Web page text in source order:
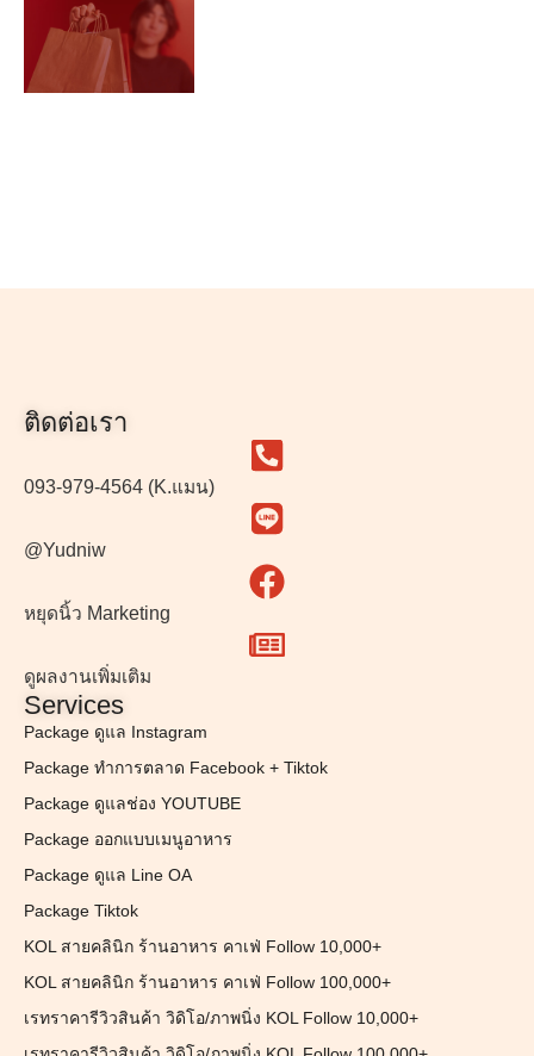
ติดต่อเรา
093-979-4564 (K.แมน)
@Yudniw
หยุดนิ้ว Marketing
ดูผลงานเพิ่มเติม
Services
Package ดูแล Instagram
Package ทำการตลาด Facebook + Tiktok
Package ดูแลช่อง YOUTUBE
Package ออกแบบเมนูอาหาร
Package ดูแล Line OA
Package Tiktok
KOL สายคลินิก ร้านอาหาร คาเฟ่ Follow 10,000+
KOL สายคลินิก ร้านอาหาร คาเฟ่ Follow 100,000+
เรทราคารีวิวสินค้า วิดิโอ/ภาพนิ่ง KOL Follow 10,000+